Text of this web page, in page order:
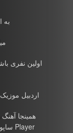
به
اولین نفری
اردبیل
همینجا